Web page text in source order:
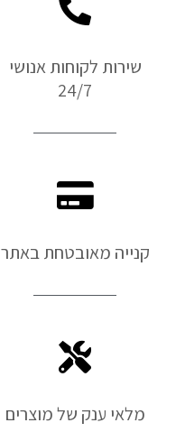
שירות לקוחות אנושי
24/7
קנייה מאובטחת באתר
מלאי ענק של מוצרים